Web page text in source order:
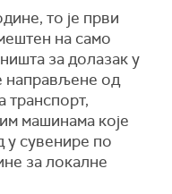
то је први
на само
за долазак у
направљене од
транспорт,
машинама које
у сувенире по
за локалне